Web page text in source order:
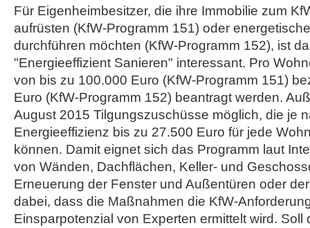
Für Eigenheimbesitzer, die ihre Immobilie zum
aufrüsten (KfW-Programm 151) oder
durchführen möchten (KfW-Programm 152), ist
"Energieeffizient Sanieren" interessant. Pro
von bis zu 100.000 Euro (KfW-Programm 151)
Euro (KfW-Programm 152) beantragt werden.
August 2015 Tilgungszuschüsse möglich, die je
Energieeffizienz bis zu 27.500 Euro für jede
können. Damit eignet sich das Programm laut
von Wänden, Dachflächen, Keller- und
Erneuerung der Fenster und Außentüren oder
dabei, dass die Maßnahmen die KfW-
Einsparpotenzial von Experten ermittelt wird. Soll